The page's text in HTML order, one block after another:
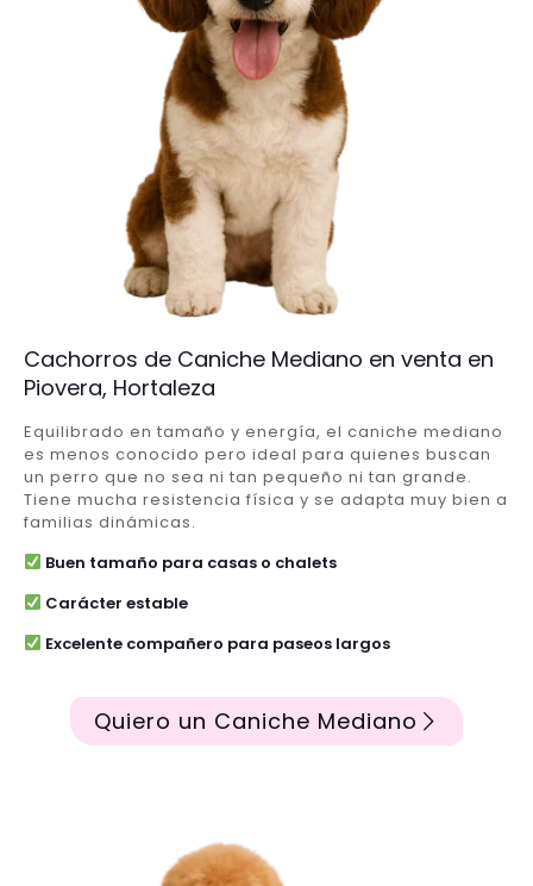
Cachorros de Caniche Mediano en venta en
Piovera, Hortaleza
Equilibrado en tamaño y energía, el caniche mediano
es menos conocido pero ideal para quienes buscan
un perro que no sea ni tan pequeño ni tan grande.
Tiene mucha resistencia física y se adapta muy bien a
familias dinámicas.
Buen tamaño para casas o chalets
Carácter estable
Excelente compañero para paseos largos
Quiero un Caniche Mediano